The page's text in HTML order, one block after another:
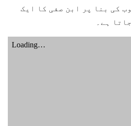
کی بنا پر ابن صفی کا ایک
ہے۔